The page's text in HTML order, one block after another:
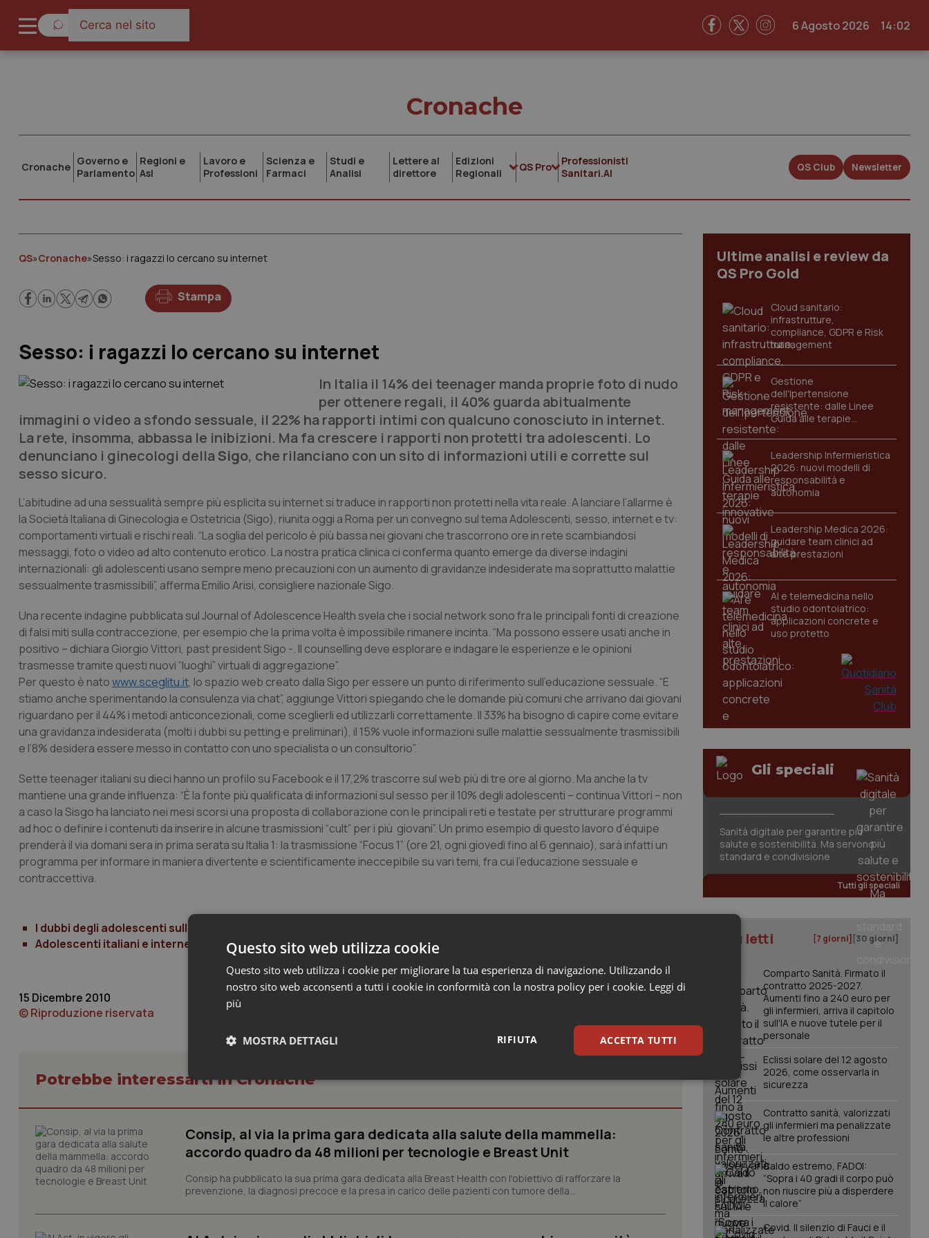
6 Agosto 2026 14:02
Cronache
Cronache Governo e
Parlamento
Regioni e
Asl
Lavoro e
Professioni
Scienza e
Farmaci
Studi e
Analisi
Lettere al
direttore
Edizioni
Regionali
QS Pro
Professionisti
Sanitari.AI
QS Club Newsletter
QS»Cronache»Sesso: i ragazzi lo cercano su internet
Stampa
Sesso: i ragazzi lo cercano su internet
In Italia il 14% dei teenager manda proprie foto di nudo
per ottenere regali, il 40% guarda abitualmente
immagini o video a sfondo sessuale, il 22% ha rapporti intimi con qualcuno conosciuto in internet.
La rete, insomma, abbassa le inibizioni. Ma fa crescere i rapporti non protetti tra adolescenti. Lo
denunciano i ginecologi dellaSigo, che rilanciano con un sito di informazioni utili e corrette sul
sesso sicuro.
L’abitudine ad una sessualità sempre più esplicita su internet si traduce in rapporti non protetti nella vita reale. A lanciare l’allarme è
la Società Italiana di Ginecologia e Ostetricia (Sigo), riunita oggi a Roma per un convegno sul temaAdolescenti, sesso, internet e tv:
comportamenti virtuali e rischi reali. “La soglia del pericolo è più bassa nei giovani che trascorrono ore in rete scambiandosi
messaggi, foto o video ad alto contenuto erotico. La nostra pratica clinica ci conferma quanto emerge da diverse indagini
internazionali: gli adolescenti usano sempre meno precauzioni con un aumento di gravidanze indesiderate ma soprattutto malattie
sessualmente trasmissibili”, afferma Emilio Arisi, consigliere nazionale Sigo.
Una recente indagine pubblicata sul Journal of Adolescence Health svela che i social network sono fra le principali fonti di creazione
di falsi miti sulla contraccezione, per esempio che la prima volta è impossibile rimanere incinta. “Ma possono essere usati anche in
positivo – dichiara Giorgio Vittori, past president Sigo -. Il counselling deve esplorare e indagare le esperienze e le opinioni
trasmesse tramite questi nuovi “luoghi” virtuali di aggregazione”.
Per questo è natowww.sceglitu.it, lo spazio web creato dalla Sigo per essere un punto di riferimento sull’educazione sessuale. “E
stiamo anche sperimentando la consulenza via chat”, aggiunge Vittori spiegando che le domande più comuni che arrivano dai giovani
riguardano per il 44% i metodi anticoncezionali, come sceglierli ed utilizzarli correttamente. Il 33% ha bisogno di capire come evitare
una gravidanza indesiderata (molti i dubbi su petting e preliminari), il 15% vuole informazioni sulle malattie sessualmente trasmissibili
e l’8% desidera essere messo in contatto con uno specialista o un consultorio”.
Sette teenager italiani su dieci hanno un profilo su Facebook e il 17,2% trascorre sul web più di tre ore al giorno. Ma anche la tv
mantiene una grande influenza: “È la fonte più qualificata di informazioni sul sesso per il 10% degli adolescenti – continua Vittori – non
a caso la Sisgo ha lanciato nei mesi scorsi una proposta di collaborazione con le principali reti e testate per strutturare programmi
ad hoc o definire i contenuti da inserire in alcune trasmissioni “cult” per i più giovani”. Un primo esempio di questo lavoro d’équipe
prenderà il via domani sera in prima serata su Italia 1: la trasmissione “Focus 1” (ore 21, ogni giovedì fino al 6 gennaio), sarà infatti un
programma per informare in maniera divertente e scientificamente ineccepibile su vari temi, fra cui l’educazione sessuale e
contraccettiva.
I dubbi degli adolescenti sulla contraccezione
Adolescenti italiani e internet
15 Dicembre 2010
© Riproduzione riservata
Potrebbe interessarti in Cronache
Consip, al via la prima gara dedicata alla salute della mammella:
accordo quadro da 48 milioni per tecnologie e Breast Unit
Consip ha pubblicato la sua prima gara dedicata alla Breast Health con l'obiettivo di rafforzare la
prevenzione, la diagnosi precoce e la presa in carico delle pazienti con tumore della...
Ultime analisi e review da
QS Pro Gold
Cloud sanitario:
infrastrutture,
compliance, GDPR e Risk
management
Gestione
dell'Ipertensione
resistente: dalle Linee
Guida alle terapie
innovative
Leadership Infermieristica
2026: nuovi modelli di
responsabilità e
autonomia
Leadership Medica 2026:
guidare team clinici ad
alte prestazioni
AI e telemedicina nello
studio odontoiatrico:
applicazioni concrete e
uso protetto
Gli speciali
Sanità digitale per garantire più
salute e sostenibilità. Ma servono
standard e condivisione
Tutti gli speciali
I più letti [7 giorni] [30 giorni]
Comparto Sanità. Firmato il
contratto 2025-2027.
Aumenti fino a 240 euro per
gli infermieri, arriva il capitolo
sull'IA e nuove tutele per il
personale
Eclissi solare del 12 agosto
2026, come osservarla in
sicurezza
Contratto sanità, valorizzati
gli infermieri ma penalizzate
le altre professioni
Caldo estremo, FADOI:
“Sopra i 40 gradi il corpo può
non riuscire più a disperdere
il calore”
Covid. Il silenzio di Fauci e il
Questo sito web utilizza cookie
Questo sito web utilizza i cookie per migliorare la tua esperienza di navigazione. Utilizzando il
nostro sito web acconsenti a tutti i cookie in conformità con la nostra policy per i cookie. Leggi di
più
ACCETTA TUTTI
RIFIUTA
MOSTRA DETTAGLI
Necessari Statistici Marketing
Necessari Statistici Marketing
e l'accesso alle aree protette del sito. Il sito web non è in grado di funzionare correttamente senza questi cookie.
Nome
Fornitore/Dominio Scadenza
Descrizione